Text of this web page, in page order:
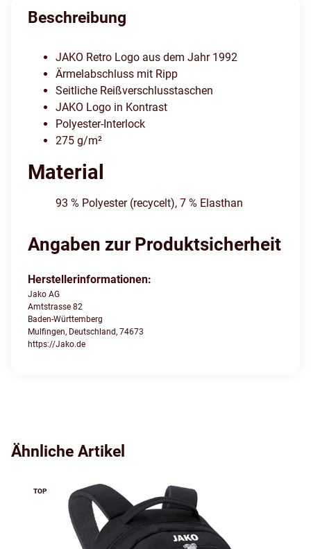
Beschreibung
JAKO Retro Logo aus dem Jahr 1992
Ärmelabschluss mit Ripp
Seitliche Reißverschlusstaschen
JAKO Logo in Kontrast
Polyester-Interlock
275 g/m²
Material
93 % Polyester (recycelt), 7 % Elasthan
Angaben zur Produktsicherheit
Herstellerinformationen:
Jako AG
Amtstrasse 82
Baden-Württemberg
Mulfingen, Deutschland, 74673
https://Jako.de
Ähnliche Artikel
TOP